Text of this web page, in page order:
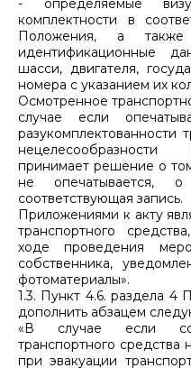
комплектности в
Положения, а
идентификационные
шасси, двигателя,
номера с указанием их
Осмотренное
случае если
разукомплектованности
принимает решение о
не опечатывается,
соответствующая запись.
Приложениями к акту
транспортного
ходе проведения
собственника,
фотоматериалы».
1.3. Пункт 4.6. раздела 4
дополнить абзацем
«В случае если
транспортного средства
при эвакуации